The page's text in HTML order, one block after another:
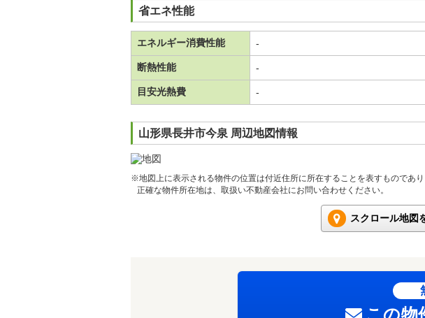
省エネ性能
エネルギー消費性能 -
断熱性能 -
目安光熱費 -
山形県長井市今泉 周辺地図情報
※地図上に表示される物件の位置は付近住所に所在することを表すものであ
正確な物件所在地は、取扱い不動産会社にお問い合わせください。
スクロール地図
この物